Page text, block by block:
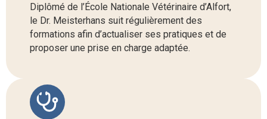
Diplômé de l’École Nationale Vétérinaire d’Alfort,
le Dr. Meisterhans suit régulièrement des
formations afin d’actualiser ses pratiques et de
proposer une prise en charge adaptée.